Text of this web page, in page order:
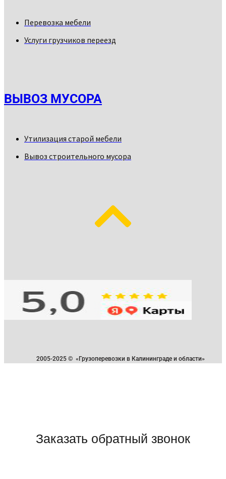
Перевозка мебели
Услуги грузчиков переезд
ВЫВОЗ МУСОРА
Утилизация старой мебели
Вывоз строительного мусора
2005-2025 © «Грузоперевозки в Калининграде и области»
Заказать обратный звонок